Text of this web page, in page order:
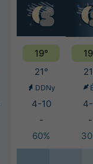
19°
21°
DDNy
4-10
-
-
60%